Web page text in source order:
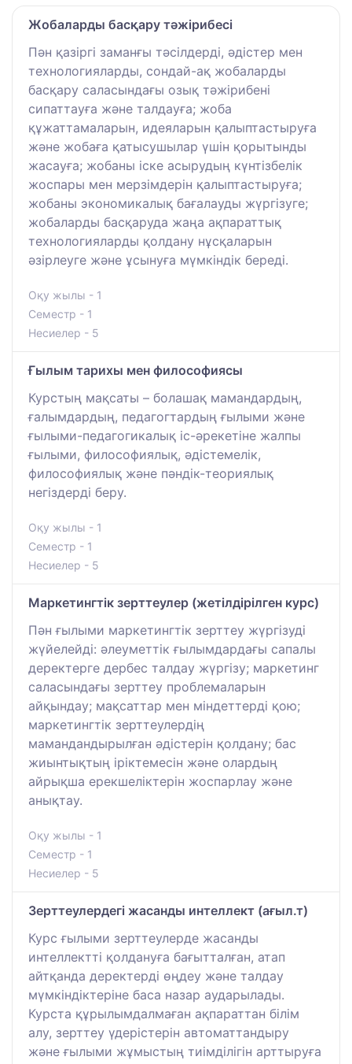
Жобаларды басқару тәжірибесі
Пән қазіргі заманғы тәсілдерді, әдістер мен
технологияларды, сондай-ақ жобаларды
басқару саласындағы озық тәжірибені
сипаттауға және талдауға; жоба
құжаттамаларын, идеяларын қалыптастыруға
және жобаға қатысушылар үшін қорытынды
жасауға; жобаны іске асырудың күнтізбелік
жоспары мен мерзімдерін қалыптастыруға;
жобаны экономикалық бағалауды жүргізуге;
жобаларды басқаруда жаңа ақпараттық
технологияларды қолдану нұсқаларын
әзірлеуге және ұсынуға мүмкіндік береді.
Оқу жылы - 1
Семестр - 1
Несиелер - 5
Ғылым тарихы мен философиясы
Курстың мақсаты – болашақ мамандардың,
ғалымдардың, педагогтардың ғылыми және
ғылыми-педагогикалық іс-әрекетіне жалпы
ғылыми, философиялық, әдістемелік,
философиялық және пәндік-теориялық
негіздерді беру.
Оқу жылы - 1
Семестр - 1
Несиелер - 5
Маркетингтік зерттеулер (жетілдірілген курс)
Пән ғылыми маркетингтік зерттеу жүргізуді
жүйелейді: әлеуметтік ғылымдардағы сапалы
деректерге дербес талдау жүргізу; маркетинг
саласындағы зерттеу проблемаларын
айқындау; мақсаттар мен міндеттерді қою;
маркетингтік зерттеулердің
мамандандырылған әдістерін қолдану; бас
жиынтықтың іріктемесін және олардың
айрықша ерекшеліктерін жоспарлау және
анықтау.
Оқу жылы - 1
Семестр - 1
Несиелер - 5
Зерттеулердегі жасанды интеллект (ағыл.т)
Курс ғылыми зерттеулерде жасанды
интеллектті қолдануға бағытталған, атап
айтқанда деректерді өңдеу және талдау
мүмкіндіктеріне баса назар аударылады.
Курста құрылымдалмаған ақпараттан білім
алу, зерттеу үдерістерін автоматтандыру
және ғылыми жұмыстың тиімділігін арттыруға